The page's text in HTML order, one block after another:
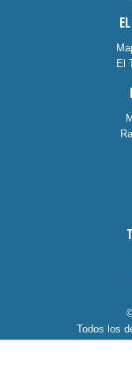
El
Todos los